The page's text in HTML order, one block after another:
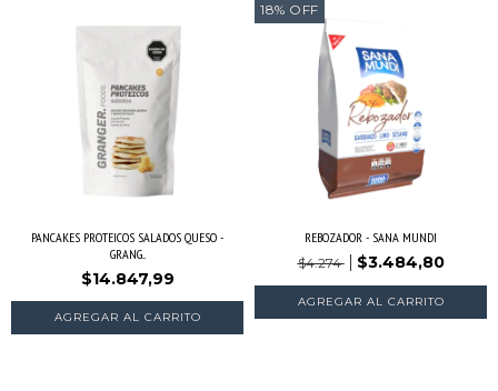
PANCAKES PROTEICOS SALADOS QUESO -
GRANG...
$14.847,99
18% OFF
REBOZADOR - SANA MUNDI
$4.274
$3.484,80